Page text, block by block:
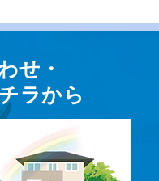
せ・
ラから